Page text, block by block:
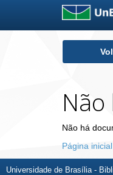
Não há
Página
Universidade de Brasília -